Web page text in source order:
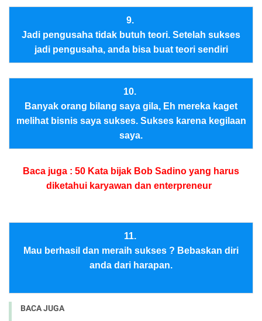
9.
Jadi pengusaha tidak butuh teori. Setelah sukses
jadi pengusaha, anda bisa buat teori sendiri
10.
Banyak orang bilang saya gila, Eh mereka kaget
melihat bisnis saya sukses. Sukses karena kegilaan
saya.
Baca juga : 50 Kata bijak Bob Sadino yang harus
diketahui karyawan dan enterpreneur
11.
Mau berhasil dan meraih sukses ? Bebaskan diri
anda dari harapan.
BACA JUGA